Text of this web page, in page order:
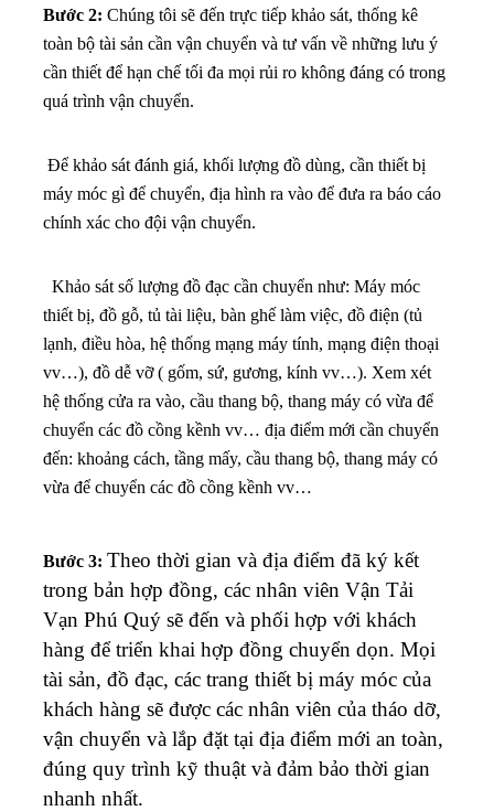
Bước 2: Chúng tôi sẽ đến trực tiếp khảo sát, thống kê
toàn bộ tài sản cần vận chuyển và tư vấn về những lưu ý
cần thiết để hạn chế tối đa mọi rủi ro không đáng có trong
quá trình vận chuyển.
Để khảo sát đánh giá, khối lượng đồ dùng, cần thiết bị
máy móc gì để chuyển, địa hình ra vào để đưa ra báo cáo
chính xác cho đội vận chuyển.
Khảo sát số lượng đồ đạc cần chuyển như: Máy móc
thiết bị, đồ gỗ, tủ tài liệu, bàn ghế làm việc, đồ điện (tủ
lạnh, điều hòa, hệ thống mạng máy tính, mạng điện thoại
vv…), đồ dễ vỡ ( gốm, sứ, gương, kính vv…). Xem xét
hệ thống cửa ra vào, cầu thang bộ, thang máy có vừa để
chuyển các đồ cồng kềnh vv… địa điểm mới cần chuyển
đến: khoảng cách, tầng mấy, cầu thang bộ, thang máy có
vừa để chuyển các đồ cồng kềnh vv…
Bước 3: Theo thời gian và địa điểm đã ký kết
trong bản hợp đồng, các nhân viên Vận Tải
Vạn Phú Quý sẽ đến và phối hợp với khách
hàng để triển khai hợp đồng chuyển dọn. Mọi
tài sản, đồ đạc, các trang thiết bị máy móc của
khách hàng sẽ được các nhân viên của tháo dỡ,
vận chuyển và lắp đặt tại địa điểm mới an toàn,
đúng quy trình kỹ thuật và đảm bảo thời gian
nhanh nhất.